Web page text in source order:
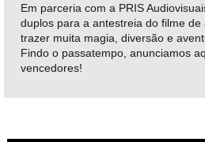
Em parceria com a PRIS
duplos para a antestreia do filme
trazer muita magia, diversão e
Findo o passatempo, anunciamos
vencedores!